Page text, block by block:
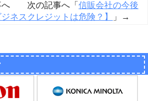
へ 次の記事へ「 信販会社の今後
ネスクレジットは危険？】
」→